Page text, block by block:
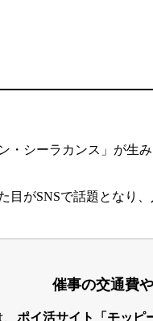
・シーラカンス」が
がSNSで話題となり
催事の交通費
ポイ活サイト「モッピ